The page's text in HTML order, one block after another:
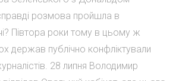
розмова пройшла в
Півтора роки тому в цьому ж
держав публічно конфліктували
28 липня Володимир